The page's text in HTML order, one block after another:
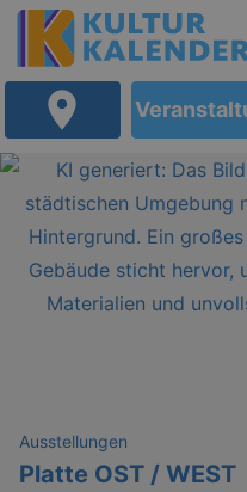
Ausstellungen
Platte OST / WEST